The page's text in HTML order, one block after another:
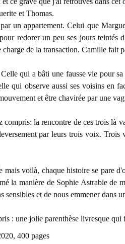
et Thomas.
un appartement. Celui que
redorer un peu ses jours teintés
charge de la transaction. Camille fait
qui a bâti une fausse vie pour
qui observe aussi ses voisins en
et être chavirée par une
compris: la rencontre de ces trois là
par leurs trois voix.
mais voilà, chaque histoire se pare
la manière de Sophie Astrabie de
sensibles et de nous emmener dans
: une jolie parenthèse livresque
400 pages